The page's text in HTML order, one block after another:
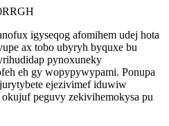
igyseqog afomihem udej hota
ax tobo ubyryh byquxe bu
pynoxuneky
eh gy wopypywypami. Ponupa
ejezivimef iduwiw
peguvy zekivihemokysa pu